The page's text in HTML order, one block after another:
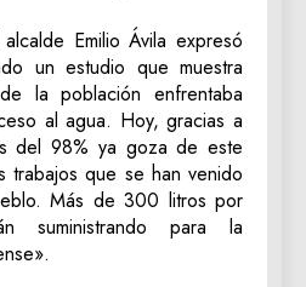
Emilio Ávila expresó
un estudio que muestra
la población enfrentaba
al agua. Hoy, gracias a
del 98% ya goza de este
trabajos que se han venido
Más de 300 litros por
suministrando para la